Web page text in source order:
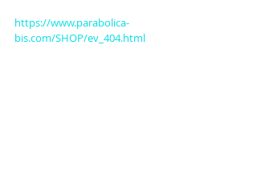
https://www.parabolica-
bis.com/SHOP/ev_404.html